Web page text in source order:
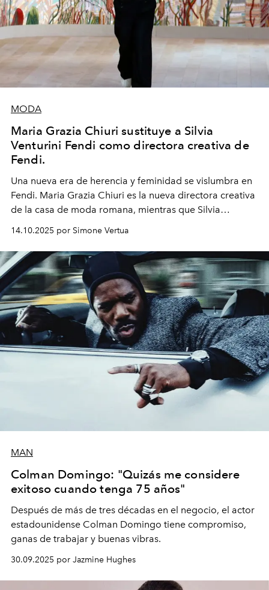
MODA
Maria Grazia Chiuri sustituye a Silvia
Venturini Fendi como directora creativa de
Fendi.
Una nueva era de herencia y feminidad se vislumbra en
Fendi. Maria Grazia Chiuri es la nueva directora creativa
de la casa de moda romana, mientras que Silvia
14.10.2025 por Simone Vertua
MAN
Colman Domingo: "Quizás me considere
exitoso cuando tenga 75 años"
Después de más de tres décadas en el negocio, el actor
estadounidense Colman Domingo tiene compromiso,
ganas de trabajar y buenas vibras.
30.09.2025 por Jazmine Hughes